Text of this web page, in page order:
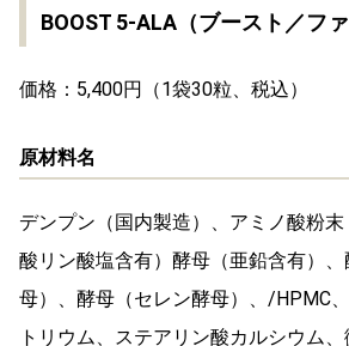
BOOST 5-ALA（ブースト／ファ
価格：5,400円（1袋30粒、税込）
原材料名
デンプン（国内製造）、アミノ酸粉
酸リン酸塩含有）酵母（亜鉛含有）
母）、酵母（セレン酵母）、/HPMC
トリウム、ステアリン酸カルシウム、